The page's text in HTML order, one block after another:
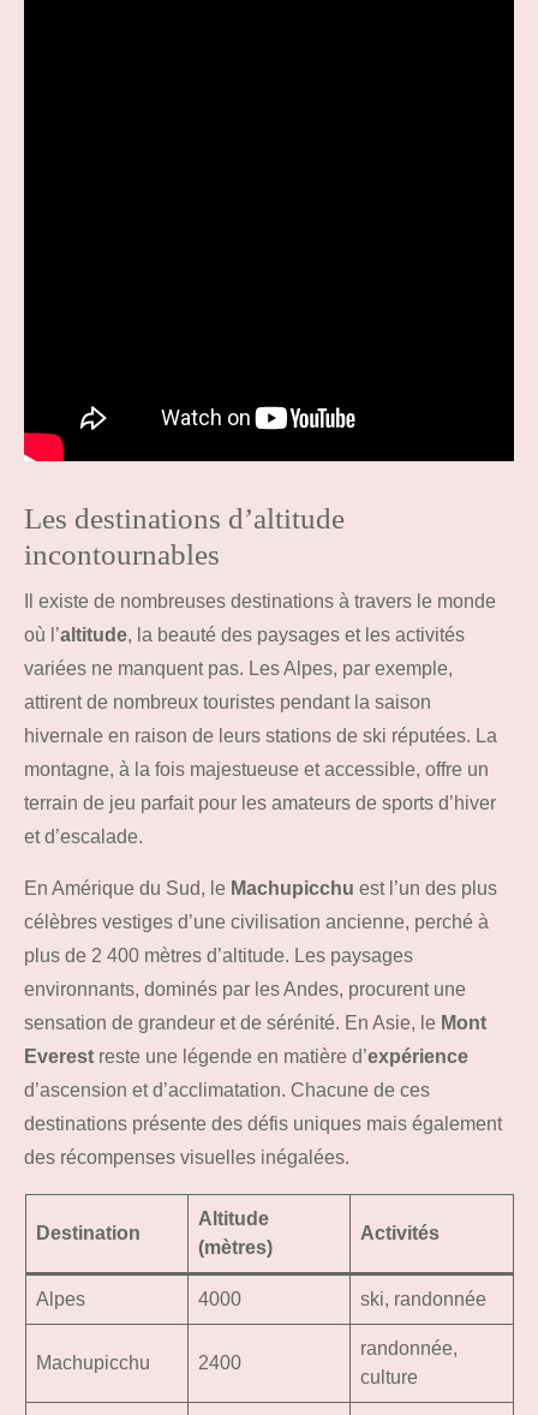
Les destinations d’altitude
incontournables
Il existe de nombreuses destinations à travers le monde
où l’altitude, la beauté des paysages et les activités
variées ne manquent pas. Les Alpes, par exemple,
attirent de nombreux touristes pendant la saison
hivernale en raison de leurs stations de ski réputées. La
montagne, à la fois majestueuse et accessible, offre un
terrain de jeu parfait pour les amateurs de sports d’hiver
et d’escalade.
En Amérique du Sud, le Machupicchu est l’un des plus
célèbres vestiges d’une civilisation ancienne, perché à
plus de 2 400 mètres d’altitude. Les paysages
environnants, dominés par les Andes, procurent une
sensation de grandeur et de sérénité. En Asie, le Mont
Everest reste une légende en matière d’expérience
d’ascension et d’acclimatation. Chacune de ces
destinations présente des défis uniques mais également
des récompenses visuelles inégalées.
Destination
Altitude
(mètres)
Activités
Alpes 4000 ski, randonnée
Machupicchu 2400
randonnée,
culture